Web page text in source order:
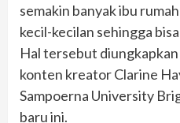
semakin banyak ibu
kecil-kecilan sehingga
Hal tersebut
konten kreator Clarine
Sampoerna University
baru ini.